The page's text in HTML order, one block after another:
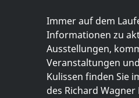
Immer auf dem
Informationen zu
Ausstellungen,
Veranstaltungen
Kulissen finden Sie
des Richard Wagner